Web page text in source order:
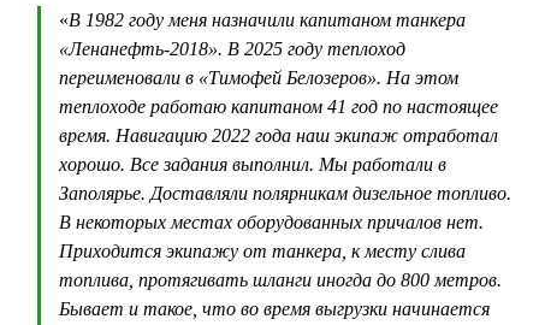
«В 1982 году меня назначили капитаном танкера
«Ленанефть-2018». В 2025 году теплоход
переименовали в «Тимофей Белозеров». На этом
теплоходе работаю капитаном 41 год по настоящее
время. Навигацию 2022 года наш экипаж отработал
хорошо. Все задания выполнил. Мы работали в
Заполярье. Доставляли полярникам дизельное топливо.
В некоторых местах оборудованных причалов нет.
Приходится экипажу от танкера, к месту слива
топлива, протягивать шланги иногда до 800 метров.
Бывает и такое, что во время выгрузки начинается